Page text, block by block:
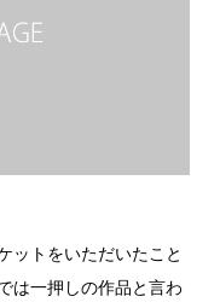
ットをいただいたこと
は一押しの作品と言わ